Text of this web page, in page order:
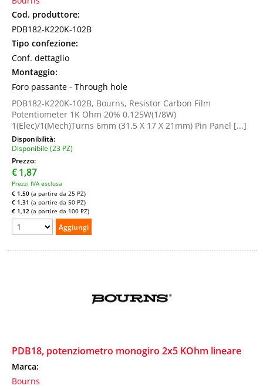
Cod. produttore:
PDB182-K220K-102B
Tipo confezione:
Conf. dettaglio
Montaggio:
Foro passante - Through hole
PDB182-K220K-102B, Bourns, Resistor Carbon Film
Potentiometer 1K Ohm 20% 0.125W(1/8W)
1(Elec)/1(Mech)Turns 6mm (31.5 X 17 X 21mm) Pin Panel [...]
Disponibilità:
Disponibile (23 PZ)
Prezzo:
€1,87
Prezzi IVA esclusa
€ 1,50 (a partire da 25 PZ)
€ 1,31 (a partire da 50 PZ)
€ 1,12 (a partire da 100 PZ)
PDB18, potenziometro monogiro 2x5 KOhm lineare
Marca:
Bourns